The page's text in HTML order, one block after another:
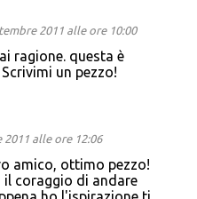
2011 alle ore 10:00
ragione. questa è
un pezzo!
2011 alle ore 12:06
amico, ottimo pezzo!
il coraggio di andare